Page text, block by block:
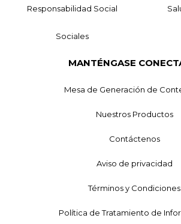
Responsabilidad Social
Sociales
MANTÉNGASE
Mesa de Generación de
Nuestros Productos
Contáctenos
Aviso de privacidad
Términos y Condiciones
Política de Tratamiento de